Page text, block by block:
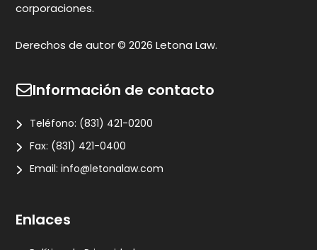
corporaciones.
Derechos de autor © 2026 Letona Law.
Información de contacto
Teléfono: (831) 421-0200
Fax: (831) 421-0400
Email:info@letonalaw.com
Enlaces